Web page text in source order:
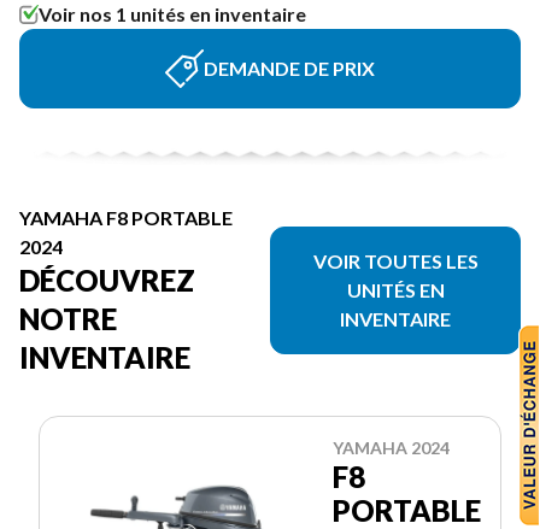
Voir nos 1 unités en inventaire
DEMANDE DE PRIX
YAMAHA F8 PORTABLE
2024
DÉCOUVREZ
NOTRE
INVENTAIRE
VOIR TOUTES LES
UNITÉS EN
INVENTAIRE
YAMAHA 2024
F8
PORTABLE